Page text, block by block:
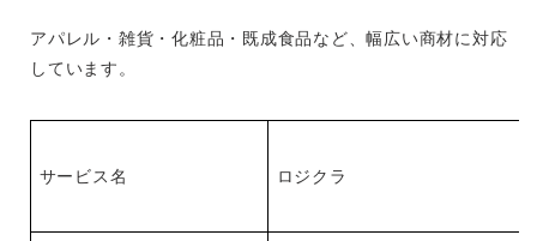
アパレル・雑貨・化粧品・既成食品など、幅広い商材に対応
しています。
サービス名 ロジクラ